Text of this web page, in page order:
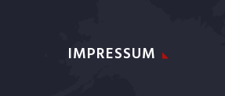
IMPRESSUM